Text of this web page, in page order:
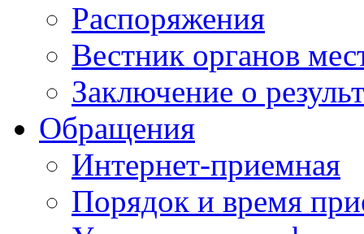
Распоряжения
Вестник органов
Заключение о
Обращения
Интернет-приемная
Порядок и время